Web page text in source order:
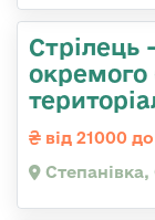
Стрілець
окремого
від 21000